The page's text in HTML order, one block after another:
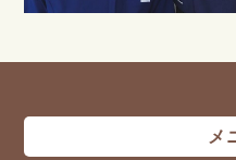
メ